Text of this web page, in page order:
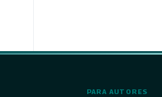
PARA AUTORES